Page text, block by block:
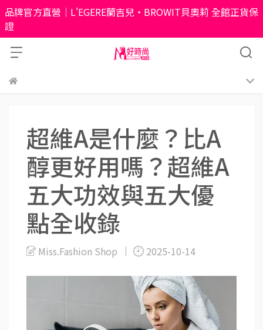
品牌官方直營｜L'EGERE蘭吉兒・BROWIT貝奧莉 全館正貨保
證
超維A是什麼？比A
醇更好用嗎？超維A
五大功效與五大優
點全收錄
Miss.Fashion Shop 2025-10-14